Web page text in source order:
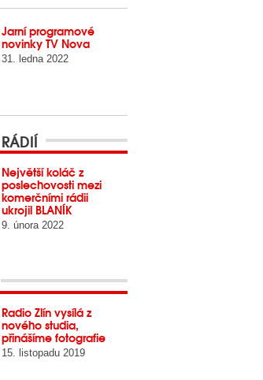
Jarní programové
novinky TV Nova
31. ledna 2022
Největší koláč z
poslechovosti mezi
komerčními rádii
ukrojil BLANÍK
9. února 2022
Radio Zlín vysílá z
nového studia,
přinášíme fotografie
15. listopadu 2019